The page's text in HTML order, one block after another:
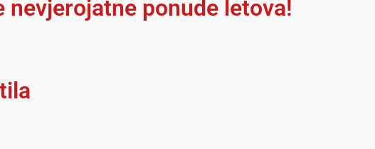
ponude letova!